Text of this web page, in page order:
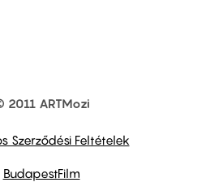
2011 ARTMozi
Szerződési Feltételek
BudapestFilm